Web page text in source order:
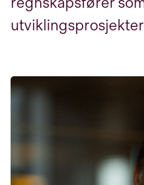
utviklingsprosjekter